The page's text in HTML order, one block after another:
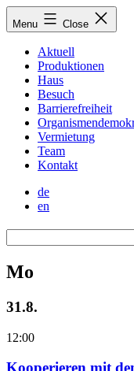
Skip
toMenu Close
Aktuell
Produktionen
Haus
Besuch
Barrierefreiheit
Vermietung
Team
Kontakt
de
en
Mo
31.8.
12:00
Kooperieren mit